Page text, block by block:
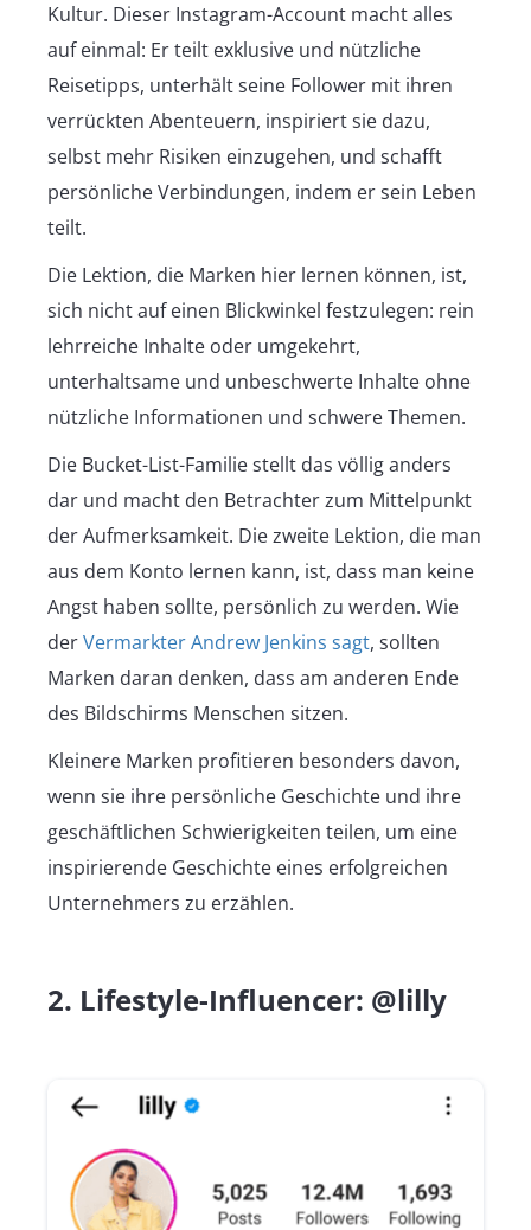
Kultur. Dieser Instagram-Account macht alles
auf einmal: Er teilt exklusive und nützliche
Reisetipps, unterhält seine Follower mit ihren
verrückten Abenteuern, inspiriert sie dazu,
selbst mehr Risiken einzugehen, und schafft
persönliche Verbindungen, indem er sein Leben
teilt.
Die Lektion, die Marken hier lernen können, ist,
sich nicht auf einen Blickwinkel festzulegen: rein
lehrreiche Inhalte oder umgekehrt,
unterhaltsame und unbeschwerte Inhalte ohne
nützliche Informationen und schwere Themen.
Die Bucket-List-Familie stellt das völlig anders
dar und macht den Betrachter zum Mittelpunkt
der Aufmerksamkeit. Die zweite Lektion, die man
aus dem Konto lernen kann, ist, dass man keine
Angst haben sollte, persönlich zu werden. Wie
derVermarkter Andrew Jenkins sagt, sollten
Marken daran denken, dass am anderen Ende
des Bildschirms Menschen sitzen.
Kleinere Marken profitieren besonders davon,
wenn sie ihre persönliche Geschichte und ihre
geschäftlichen Schwierigkeiten teilen, um eine
inspirierende Geschichte eines erfolgreichen
Unternehmers zu erzählen.
2. Lifestyle-Influencer: @lilly